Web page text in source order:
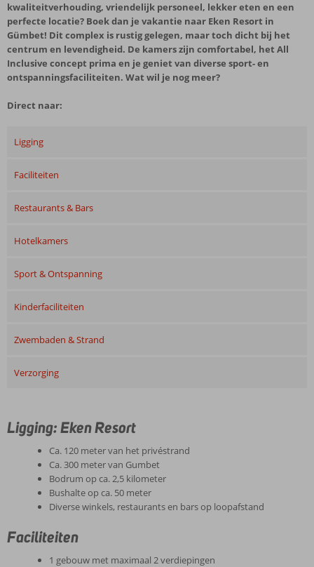
kwaliteitverhouding, vriendelijk personeel, lekker eten en een
perfecte locatie? Boek dan je vakantie naar Eken Resort in
Gümbet! Dit complex is rustig gelegen, maar toch dicht bij het
centrum en levendigheid. De kamers zijn comfortabel, het All
Inclusive concept prima en je geniet van diverse sport- en
ontspanningsfaciliteiten. Wat wil je nog meer?
Direct naar:
Ligging
Faciliteiten
Restaurants & Bars
Hotelkamers
Sport & Ontspanning
Kinderfaciliteiten
Zwembaden & Strand
Verzorging
Ligging: Eken Resort
Ca. 120 meter van het privéstrand
Ca. 300 meter van Gumbet
Bodrum op ca. 2,5 kilometer
Bushalte op ca. 50 meter
Diverse winkels, restaurants en bars op loopafstand
Faciliteiten
1 gebouw met maximaal 2 verdiepingen